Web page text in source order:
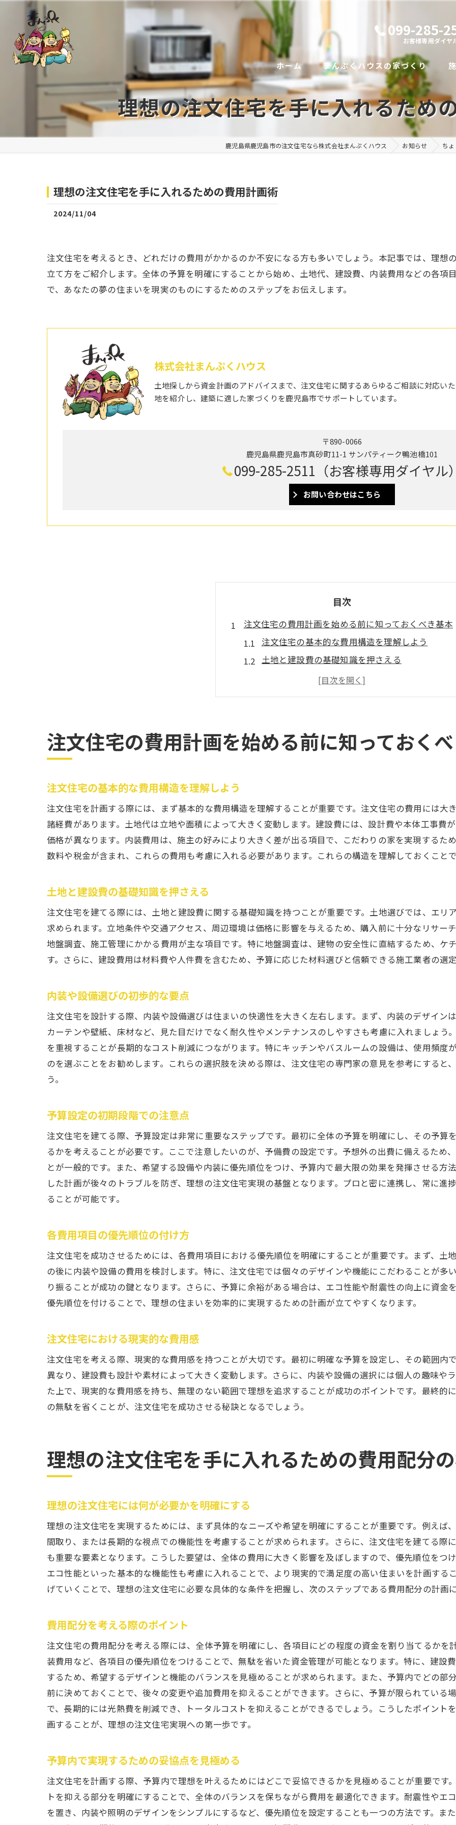
099-285-
お客様専用ダイヤ
ホーム まんぷくハウスの家づくり
代表あいさつ
社員紹介
理想の注文住宅を手に入れるため
鹿児島県鹿児島市の注文住宅なら株式会社まんぷくハウス お知らせ ち
理想の注文住宅を手に入れるための費用計画術
2024/11/04
注文住宅を考えるとき、どれだけの費用がかかるのか不安になる方も多いでしょう。本記事では、理想
立て方をご紹介します。全体の予算を明確にすることから始め、土地代、建設費、内装費用などの各項
で、あなたの夢の住まいを現実のものにするためのステップをお伝えします。
株式会社まんぷくハウス
土地探しから資金計画のアドバイスまで、注文住宅に関するあらゆるご相談に対応い
地を紹介し、建築に適した家づくりを鹿児島市でサポートしています。
〒890-0066
鹿児島県鹿児島市真砂町11-1 サンパティーク鴨池橋101
099-285-2511（お客様専用ダイヤル
お問い合わせはこちら
目次
注文住宅の費用計画を始める前に知っておくべき基本
注文住宅の基本的な費用構造を理解しよう
土地と建設費の基礎知識を押さえる
内装や設備選びの初歩的な要点
予算設定の初期段階での注意点
注文住宅における現実的な費用感
理想の注文住宅を手に入れるための費用配分の極意
予算内で実現するための妥協点を見極める
費用配分の柔軟性を持たせる方法
施工会社との費用交渉のコツ
注文住宅の費用配分成功事例
予算を明確にするための具体的なプランニング
必要な資金を効率的に準備する方法
予算計画の見直しと改善の手法
自己資金とローンのバランスを取る
土地代の相場と賢い選び方
建設費用の内訳を知る
内装費用を抑えるための工夫
設備選びで費用を最適化する
優先順位をつけることで費用を最適化する
重要項目にフォーカスする方法
費用ポイントを押さえるための基本知識
注文住宅の費用に影響する要因を理解する
コストを抑えるための具体的な取り組み
プロジェクトを成功に導く費用管理の方法
注文住宅費用計画のポイントとステップで安心設計
費用計画の基本ステップを理解する
安心設計のための費用管理術
安心して進めるための契約時の注意点
計画段階で避けたい落とし穴
計画通りに進めるためのフォローアップ方法
失敗を防ぐための予算の見直しポイント
注文住宅の費用計画を始める前に知っておく
注文住宅の基本的な費用構造を理解しよう
注文住宅を計画する際には、まず基本的な費用構造を理解することが重要です。注文住宅の費用には大
諸経費があります。土地代は立地や面積によって大きく変動します。建設費には、設計費や本体工事費
価格が異なります。内装費用は、施主の好みにより大きく差が出る項目で、こだわりの家を実現するた
数料や税金が含まれ、これらの費用も考慮に入れる必要があります。これらの構造を理解しておくこと
土地と建設費の基礎知識を押さえる
注文住宅を建てる際には、土地と建設費に関する基礎知識を持つことが重要です。土地選びでは、エリ
求められます。立地条件や交通アクセス、周辺環境は価格に影響を与えるため、購入前に十分なリサー
地盤調査、施工管理にかかる費用が主な項目です。特に地盤調査は、建物の安全性に直結するため、ケ
す。さらに、建設費用は材料費や人件費を含むため、予算に応じた材料選びと信頼できる施工業者の選
内装や設備選びの初歩的な要点
注文住宅を設計する際、内装や設備選びは住まいの快適性を大きく左右します。まず、内装のデザイン
カーテンや壁紙、床材など、見た目だけでなく耐久性やメンテナンスのしやすさも考慮に入れましょう
を重視することが長期的なコスト削減につながります。特にキッチンやバスルームの設備は、使用頻度
のを選ぶことをお勧めします。これらの選択肢を決める際は、注文住宅の専門家の意見を参考にすると
う。
予算設定の初期段階での注意点
注文住宅を建てる際、予算設定は非常に重要なステップです。最初に全体の予算を明確にし、その予算
るかを考えることが必要です。ここで注意したいのが、予備費の設定です。予想外の出費に備えるため
とが一般的です。また、希望する設備や内装に優先順位をつけ、予算内で最大限の効果を発揮させる方
した計画が後々のトラブルを防ぎ、理想の注文住宅実現の基盤となります。プロと密に連携し、常に進
ることが可能です。
各費用項目の優先順位の付け方
注文住宅を成功させるためには、各費用項目における優先順位を明確にすることが重要です。まず、土
の後に内装や設備の費用を検討します。特に、注文住宅では個々のデザインや機能にこだわることが多
り振ることが成功の鍵となります。さらに、予算に余裕がある場合は、エコ性能や耐震性の向上に資金
優先順位を付けることで、理想の住まいを効率的に実現するための計画が立てやすくなります。
注文住宅における現実的な費用感
注文住宅を考える際、現実的な費用感を持つことが大切です。最初に明確な予算を設定し、その範囲内
異なり、建設費も設計や素材によって大きく変動します。さらに、内装や設備の選択には個人の趣味や
た上で、現実的な費用感を持ち、無理のない範囲で理想を追求することが成功のポイントです。最終的
の無駄を省くことが、注文住宅を成功させる秘訣となるでしょう。
理想の注文住宅を手に入れるための費用配分
理想の注文住宅には何が必要かを明確にする
理想の注文住宅を実現するためには、まず具体的なニーズや希望を明確にすることが重要です。例えば
間取り、または長期的な視点での機能性を考慮することが求められます。さらに、注文住宅を建てる際
も重要な要素となります。こうした要望は、全体の費用に大きく影響を及ぼしますので、優先順位をつ
エコ性能といった基本的な機能性も考慮に入れることで、より現実的で満足度の高い住まいを計画する
げていくことで、理想の注文住宅に必要な具体的な条件を把握し、次のステップである費用配分の計画
費用配分を考える際のポイント
注文住宅の費用配分を考える際には、全体予算を明確にし、各項目にどの程度の資金を割り当てるかを
装費用など、各項目の優先順位をつけることで、無駄を省いた資金管理が可能となります。特に、建設
するため、希望するデザインと機能のバランスを見極めることが求められます。また、予算内でどの部
前に決めておくことで、後々の変更や追加費用を抑えることができます。さらに、予算が限られている
で、長期的には光熱費を削減でき、トータルコストを抑えることができるでしょう。こうしたポイント
画することが、理想の注文住宅実現への第一歩です。
予算内で実現するための妥協点を見極める
注文住宅を計画する際、予算内で理想を叶えるためにはどこで妥協できるかを見極めることが重要です
トを抑える部分を明確にすることで、全体のバランスを保ちながら費用を最適化できます。耐震性やエ
を置き、内装や照明のデザインをシンプルにするなど、優先順位を設定することも一つの方法です。ま